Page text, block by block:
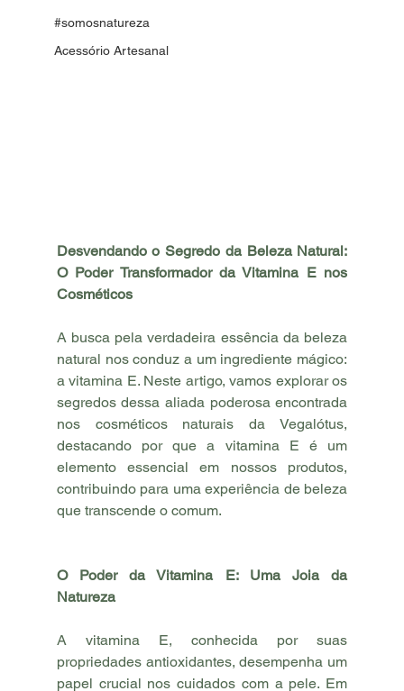
#somosnatureza
Acessório Artesanal
Desvendando o Segredo da Beleza Natural:
O Poder Transformador da Vitamina E nos
Cosméticos
A busca pela verdadeira essência da beleza
natural nos conduz a um ingrediente mágico:
a vitamina E. Neste artigo, vamos explorar os
segredos dessa aliada poderosa encontrada
nos cosméticos naturais da Vegalótus,
destacando por que a vitamina E é um
elemento essencial em nossos produtos,
contribuindo para uma experiência de beleza
que transcende o comum.
O Poder da Vitamina E: Uma Joia da
Natureza
A vitamina E, conhecida por suas
propriedades antioxidantes, desempenha um
papel crucial nos cuidados com a pele. Em